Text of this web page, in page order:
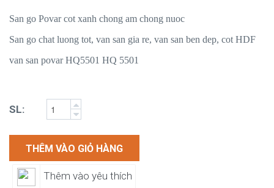
San go Povar cot xanh chong am chong nuoc
San go chat luong tot, van san gia re, van san ben dep, cot HDF
van san povar HQ5501 HQ 5501
SL:
THÊM VÀO GIỎ HÀNG
Thêm vào yêu thích